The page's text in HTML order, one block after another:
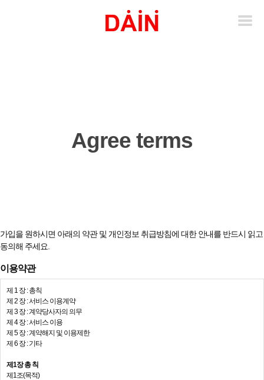
Agree terms
가입을 원하시면 아래의 약관 및 개인정보 취급방침에 대한 안내를 반드시 읽고
동의해 주세요.
이용약관
제 1 장 : 총칙
제 2 장 : 서비스 이용계약
제 3 장 : 계약당사자의 의무
제 4 장 : 서비스 이용
제 5 장 : 계약해지 및 이용제한
제 6 장 : 기타
제1장 총 칙
제1조(목적)